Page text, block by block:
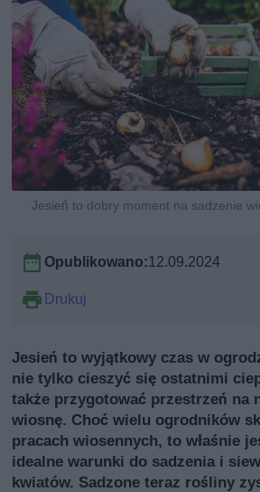
Jesień to dobry moment na sadzenie
Opublikowano:12.09.2024
Drukuj
Jesień to wyjątkowy czas w
nie tylko cieszyć się ostatnimi
także przygotować przestrzeń na
wiosnę. Choć wielu ogrodników
pracach wiosennych, to właśnie
idealne warunki do sadzenia i
kwiatów. Sadzone teraz rośliny